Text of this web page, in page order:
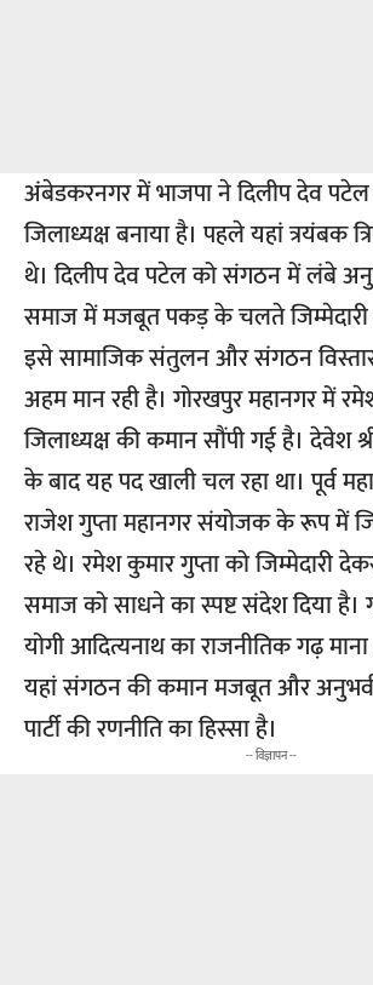
अंबेडकरनगर में भाजपा ने दिलीप देव
जिलाध्यक्ष बनाया है। पहले यहां त्रयंबक
थे। दिलीप देव पटेल को संगठन में लंबे
समाज में मजबूत पकड़ के चलते जिम्मेदारी
इसे सामाजिक संतुलन और संगठन
अहम मान रही है। गोरखपुर महानगर में
जिलाध्यक्ष की कमान सौंपी गई है। देवेश
के बाद यह पद खाली चल रहा था। पूर्व
राजेश गुप्ता महानगर संयोजक के रूप में
रहे थे। रमेश कुमार गुप्ता को जिम्मेदारी
समाज को साधने का स्पष्ट संदेश दिया है।
योगी आदित्यनाथ का राजनीतिक गढ़
यहां संगठन की कमान मजबूत और
पार्टी की रणनीति का हिस्सा है।
-- विज्ञापन --